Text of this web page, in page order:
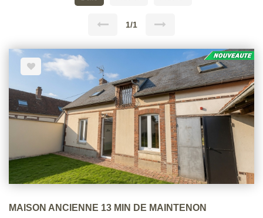
1/1
MAISON ANCIENNE 13 MIN DE MAINTENON